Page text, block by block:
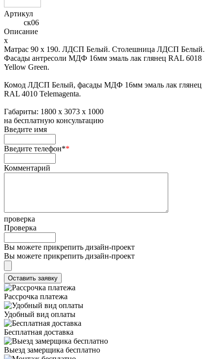
Артикул
ск06
Описание
x
Матрас 90 х 190. ЛДСП Белый. Столешница ЛДСП Белый.
Фасады антресоли МДФ 16мм эмаль лак глянец RAL 6018
Yellow Green.
Комод ЛДСП Белый, фасады МДФ 16мм эмаль лак глянец
RAL 4010 Telemagenta.
Габариты: 1800 х 3073 х 1000
на бесплатную консультацию
Введите имя
Введите телефон**
Комментарий
проверка
Проверка
Вы можете прикрепить дизайн-проект
Вы можете прикрепить дизайн-проект
Рассрочка платежа
Удобный вид оплаты
Бесплатная доставка
Выезд замерщика бесплатно